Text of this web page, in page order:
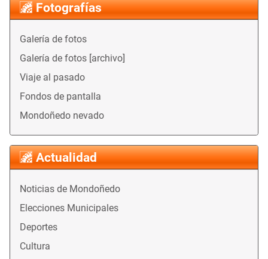
Fotografías
Galería de fotos
Galería de fotos [archivo]
Viaje al pasado
Fondos de pantalla
Mondoñedo nevado
Actualidad
Noticias de Mondoñedo
Elecciones Municipales
Deportes
Cultura